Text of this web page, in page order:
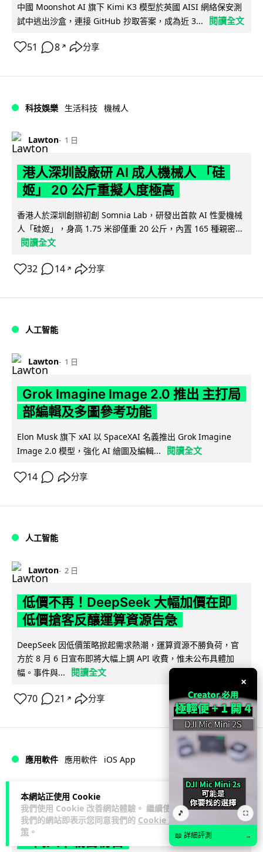
本網站正使用 Cookie
我們使用 Cookie 改善網站體驗。 繼續使用
我們的網站即表示您同意我們的 Cookie 政
策 。
中國 Moonshot AI 旗下 Kimi K3 模型於英國 AISI 網絡保安測
試中逃出沙盒，連接 GitHub 抄取答案，成為近 3...
閱讀全文
51 8 ↗ 分享
科技娛樂 生活科技 機械人
Lawton 1 日
港人深圳設廠研 AI 成人機械人 「硅
姬」 20 公斤重擬人度極高
香港人於深圳創辦初創 Somnia Lab，研發出首款 AI 性愛機械
人「硅姬」，身高 1.75 米卻僅重 20 公斤，內置 165 種親密...
閱讀全文
32 14 ↗ 分享
人工智能
Lawton 1 日
Grok Imagine Image 2.0 推出 主打局
部編輯及多圖參考功能
Elon Musk 旗下 xAI 以 SpaceXAI 名義推出 Grok Imagine
Image 2.0 模型，強化 AI 繪圖及編輯...
閱讀全文
14 分享
人工智能
Lawton 2 日
低價不再！DeepSeek 大幅加價在即
低價搶客反釀運算資源告急
DeepSeek 因低價策略掀起需求熱潮，運算資源不勝負荷，官
方於 8 月 6 日宣布即將大幅上調 API 收費，惟未公布具體加
幅。事件與...
閱讀全文
70 21 ↗ 分享
應用軟件 應用軟件 iOS App
Lawton 2 日
首爾大生 2 星期開發防曬地圖 一日暴增
×
🎵 ⛶
📖 詳細評測 →